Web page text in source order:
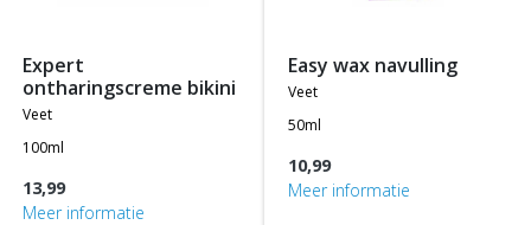
expert
ontharingscreme bikini
veet
100ml
13,99
Meer informatie
easy wax navulling
veet
50ml
10,99
Meer informatie